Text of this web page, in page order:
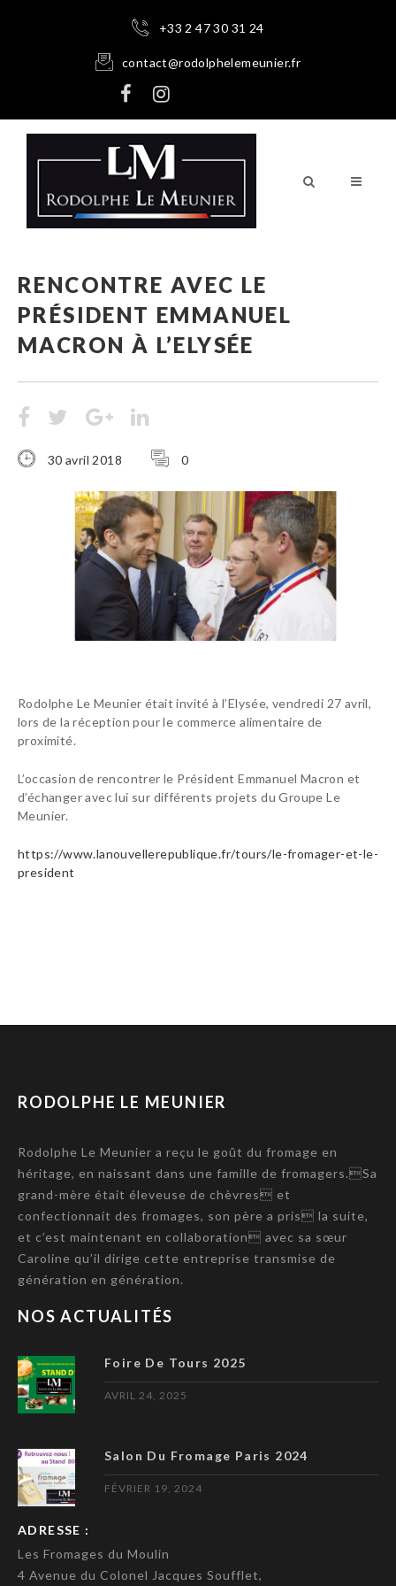
+33 2 47 30 31 24
contact@rodolphelemeunier.fr
RENCONTRE AVEC LE
PRÉSIDENT EMMANUEL
MACRON À L’ELYSÉE
30 avril 2018 0
Rodolphe Le Meunier était invité à l’Elysée, vendredi 27 avril,
lors de la réception pour le commerce alimentaire de
proximité.
L’occasion de rencontrer le Président Emmanuel Macron et
d’échanger avec lui sur différents projets du Groupe Le
Meunier.
https://www.lanouvellerepublique.fr/tours/le-fromager-et-le-
president
RODOLPHE LE MEUNIER
Rodolphe Le Meunier a reçu le goût du fromage en
héritage, en naissant dans une famille de fromagers.Sa
grand-mère était éleveuse de chèvres et
confectionnait des fromages, son père a pris la suite,
et c’est maintenant en collaboration avec sa sœur
Caroline qu’il dirige cette entreprise transmise de
génération en génération.
NOS ACTUALITÉS
Foire De Tours 2025
AVRIL 24, 2025
Salon Du Fromage Paris 2024
FÉVRIER 19, 2024
ADRESSE :
Les Fromages du Moulin
4 Avenue du Colonel Jacques Soufflet,